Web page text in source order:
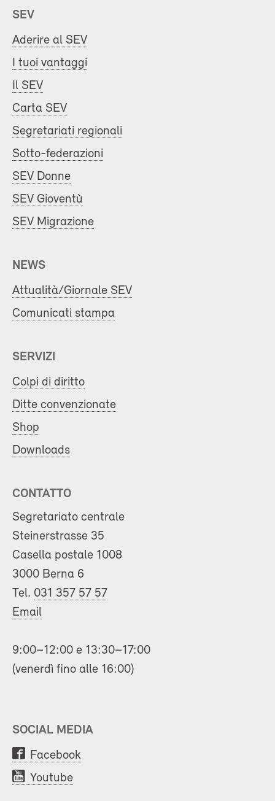
SEV
Aderire al SEV
I tuoi vantaggi
Il SEV
Carta SEV
Segretariati regionali
Sotto-federazioni
SEV Donne
SEV Gioventù
SEV Migrazione
NEWS
Attualità/Giornale SEV
Comunicati stampa
SERVIZI
Colpi di diritto
Ditte convenzionate
Shop
Downloads
CONTATTO
Segretariato centrale
Steinerstrasse 35
Casella postale 1008
3000 Berna 6
Tel. 031 357 57 57
Email
9:00–12:00 e 13:30–17:00
(venerdì fino alle 16:00)
SOCIAL MEDIA
Facebook
Youtube